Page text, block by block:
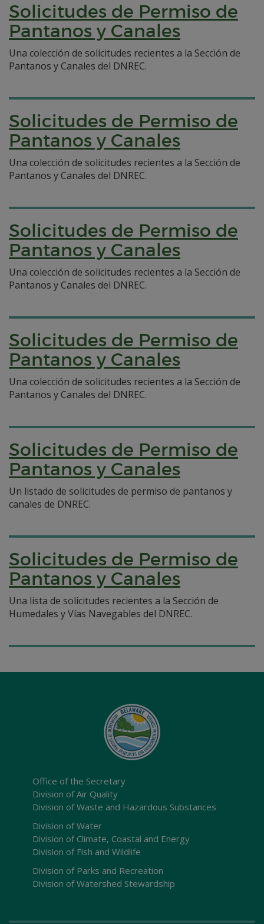
Solicitudes de Permiso de
Pantanos y Canales
Una colección de solicitudes recientes a la Sección de
Pantanos y Canales del DNREC.
Solicitudes de Permiso de
Pantanos y Canales
Una colección de solicitudes recientes a la Sección de
Pantanos y Canales del DNREC.
Solicitudes de Permiso de
Pantanos y Canales
Una colección de solicitudes recientes a la Sección de
Pantanos y Canales del DNREC.
Solicitudes de Permiso de
Pantanos y Canales
Una colección de solicitudes recientes a la Sección de
Pantanos y Canales del DNREC.
Solicitudes de Permiso de
Pantanos y Canales
Un listado de solicitudes de permiso de pantanos y
canales de DNREC.
Solicitudes de Permiso de
Pantanos y Canales
Una lista de solicitudes recientes a la Sección de
Humedales y Vías Navegables del DNREC.
Office of the Secretary
Division of Air Quality
Division of Waste and Hazardous Substances
Division of Water
Division of Climate, Coastal and Energy
Division of Fish and Wildlife
Division of Parks and Recreation
Division of Watershed Stewardship